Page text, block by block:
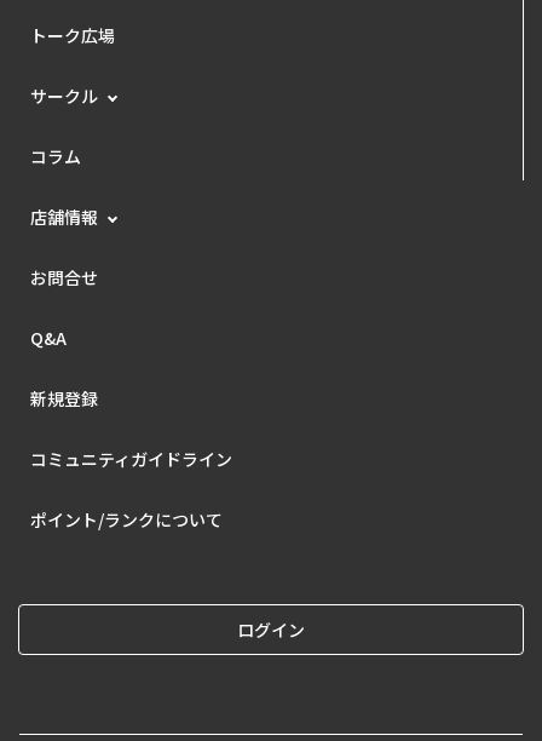
トーク広場
サークル
コラム
店舗情報
お問合せ
Q&A
新規登録
コミュニティガイドライン
ポイント/ランクについて
ログイン